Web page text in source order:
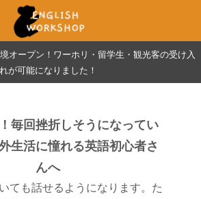
オープン！ワーホリ・留学生・観光客の受け入
れが可能になりました！
毎回挫折しそうになってい
生活に憧れる英語初心者さ
んへ
ても話せるようになります。た